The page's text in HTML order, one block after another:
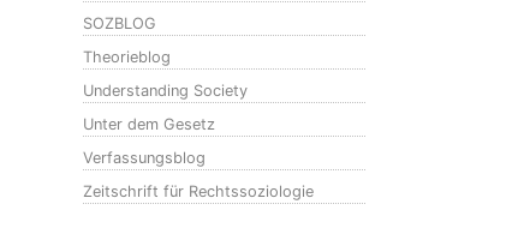
SOZBLOG
Theorieblog
Understanding Society
Unter dem Gesetz
Verfassungsblog
Zeitschrift für Rechtssoziologie